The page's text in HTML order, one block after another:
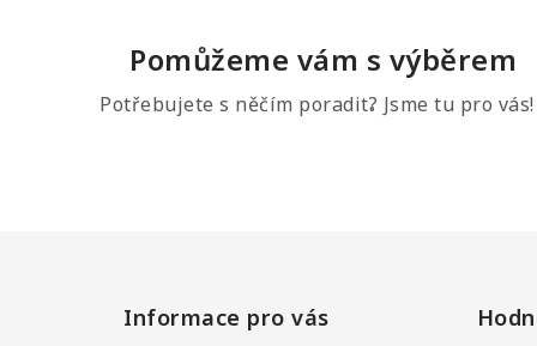
Pomůžeme vám s výběrem
Potřebujete s něčím poradit? Jsme tu pro vás!
Informace pro vás